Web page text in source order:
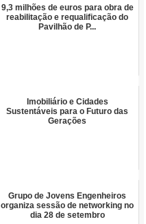
9,3 milhões de euros para obra de
reabilitação e requalificação do
Pavilhão de P...
Imobiliário e Cidades
Sustentáveis para o Futuro das
Gerações
Grupo de Jovens Engenheiros
organiza sessão de networking no
dia 28 de setembro